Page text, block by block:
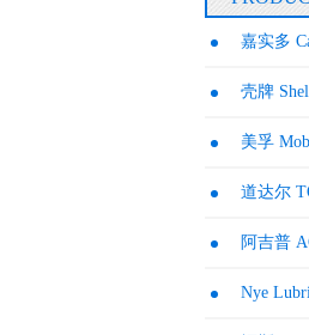
嘉实多
壳牌
美孚
道达尔
阿吉普
Nye